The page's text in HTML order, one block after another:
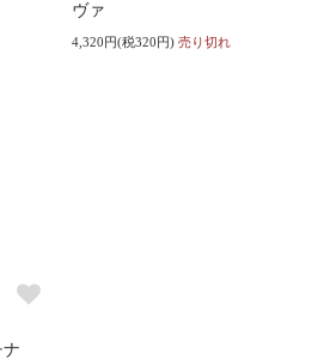
ヴァ
4,320円(税320円) 売り切れ
ナ